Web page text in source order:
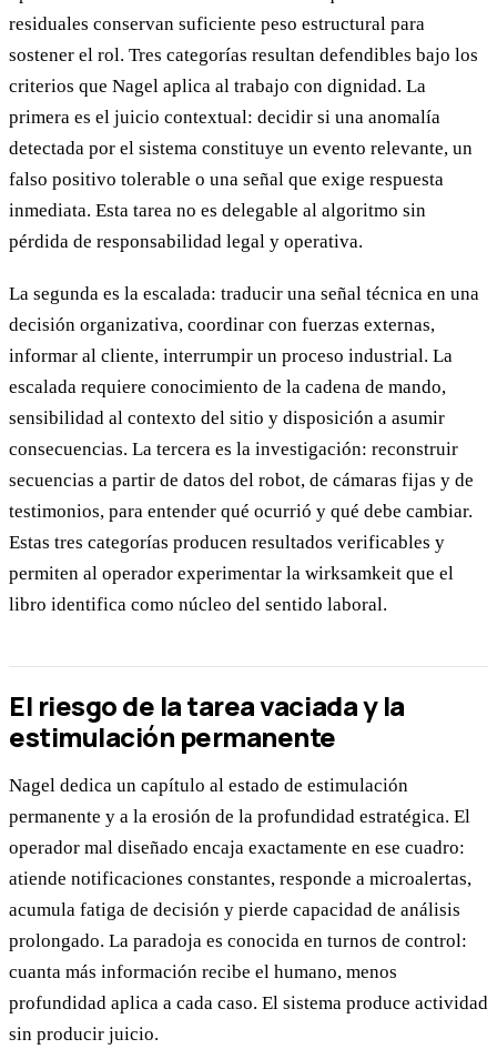
residuales conservan suficiente peso estructural para
sostener el rol. Tres categorías resultan defendibles bajo los
criterios que Nagel aplica al trabajo con dignidad. La
primera es el juicio contextual: decidir si una anomalía
detectada por el sistema constituye un evento relevante, un
falso positivo tolerable o una señal que exige respuesta
inmediata. Esta tarea no es delegable al algoritmo sin
pérdida de responsabilidad legal y operativa.
La segunda es la escalada: traducir una señal técnica en una
decisión organizativa, coordinar con fuerzas externas,
informar al cliente, interrumpir un proceso industrial. La
escalada requiere conocimiento de la cadena de mando,
sensibilidad al contexto del sitio y disposición a asumir
consecuencias. La tercera es la investigación: reconstruir
secuencias a partir de datos del robot, de cámaras fijas y de
testimonios, para entender qué ocurrió y qué debe cambiar.
Estas tres categorías producen resultados verificables y
permiten al operador experimentar la wirksamkeit que el
libro identifica como núcleo del sentido laboral.
El riesgo de la tarea vaciada y la
estimulación permanente
Nagel dedica un capítulo al estado de estimulación
permanente y a la erosión de la profundidad estratégica. El
operador mal diseñado encaja exactamente en ese cuadro:
atiende notificaciones constantes, responde a microalertas,
acumula fatiga de decisión y pierde capacidad de análisis
prolongado. La paradoja es conocida en turnos de control:
cuanta más información recibe el humano, menos
profundidad aplica a cada caso. El sistema produce actividad
sin producir juicio.